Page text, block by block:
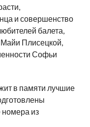
и совершенство
балета,
Плисецкой,
Софьи
в памяти лучшие
из